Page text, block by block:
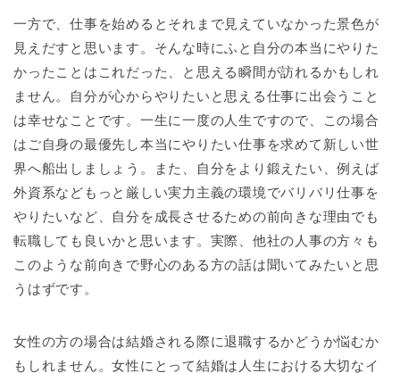
一方で、仕事を始めるとそれまで見えていなかった景色が
見えだすと思います。そんな時にふと自分の本当にやりた
かったことはこれだった、と思える瞬間が訪れるかもしれ
ません。自分が心からやりたいと思える仕事に出会うこと
は幸せなことです。一生に一度の人生ですので、この場合
はご自身の最優先し本当にやりたい仕事を求めて新しい世
界へ船出しましょう。また、自分をより鍛えたい、例えば
外資系などもっと厳しい実力主義の環境でバリバリ仕事を
やりたいなど、自分を成長させるための前向きな理由でも
転職しても良いかと思います。実際、他社の人事の方々も
このような前向きで野心のある方の話は聞いてみたいと思
うはずです。
女性の方の場合は結婚される際に退職するかどうか悩むか
もしれません。女性にとって結婚は人生における大切なイ